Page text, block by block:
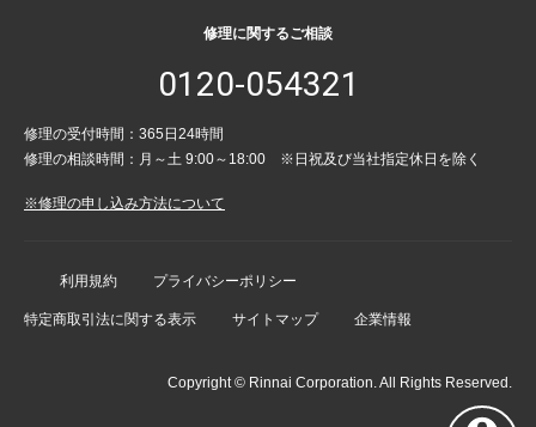
修理に関するご相談
0120-054321
修理の受付時間：365日24時間
修理の相談時間：月～土 9:00～18:00 ※日祝及び当社指定休日を除く
※修理の申し込み方法について
利用規約 プライバシーポリシー
特定商取引法に関する表示 サイトマップ 企業情報
Copyright © Rinnai Corporation. All Rights Reserved.